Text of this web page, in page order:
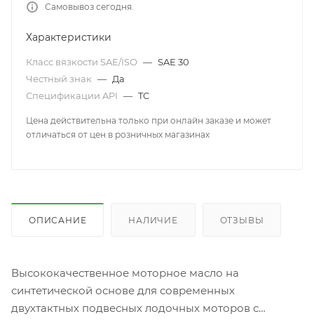
Самовывоз сегодня.
Характеристики
Класс вязкости SAE/ISO — SAE 30
Честный знак — Да
Спецификации API — TC
Цена действительна только при онлайн заказе и может
отличаться от цен в розничных магазинах
ОПИСАНИЕ НАЛИЧИЕ ОТЗЫВЫ
Высококачественное моторное масло на
синтетической основе для современных
двухтактных подвесных лодочных моторов с